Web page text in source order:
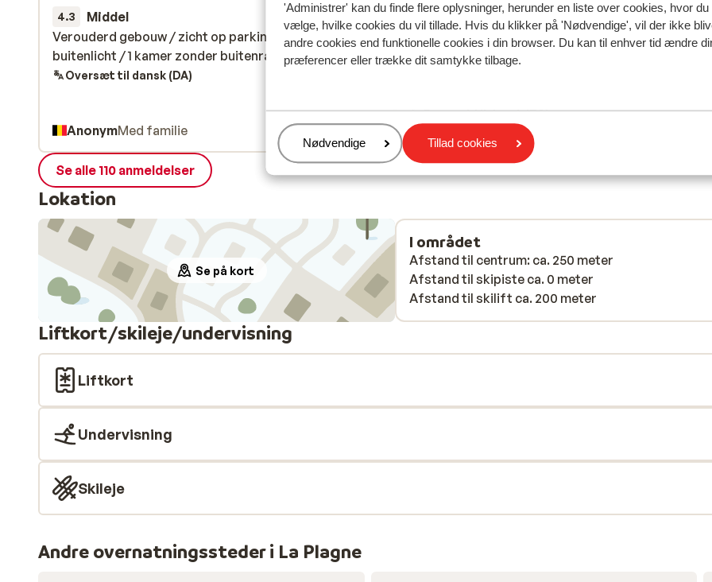
'Administrer' kan du finde flere oplysninger, herunder en liste over cookies, hvor
vælge, hvilke cookies du vil tillade. Hvis du klikker på 'Nødvendige', vil der ikke
andre cookies end funktionelle cookies i din browser. Du kan til enhver tid ændre
præferencer eller trække dit samtykke tilbage.
Administrer
Nødvendige Tillad cookies
4.3 Middel
11. apr. 2026
Verouderd gebouw / zicht op parking/ weinig
buitenlicht / 1 kamer zonder buitenraam
Verouderd gebouw / zicht op parking/ weinig
buitenlicht / 1 kamer zonder buitenraam
Oversæt til dansk (DA)
AnonymMed familie
9.6 Fabelagtig
11. apr.
Heel mooie kamer dus was perfecte keuze aan de
piste. Enige puntje is grotere sauna nodig want
Heel mooie kamer dus was perfecte keuze aan de
piste. Enige puntje is grotere sauna nodig want
Oversæt til dansk (DA)
Se alle 110 anmeldelser
Lokation
Se på kort
I området
Afstand til centrum: ca. 250 meter
Afstand til skipiste ca. 0 meter
Afstand til skilift ca. 200 meter
Liftkort/skileje/undervisning
Liftkort
Undervisning
Skileje
Andre overnatningssteder i La Plagne